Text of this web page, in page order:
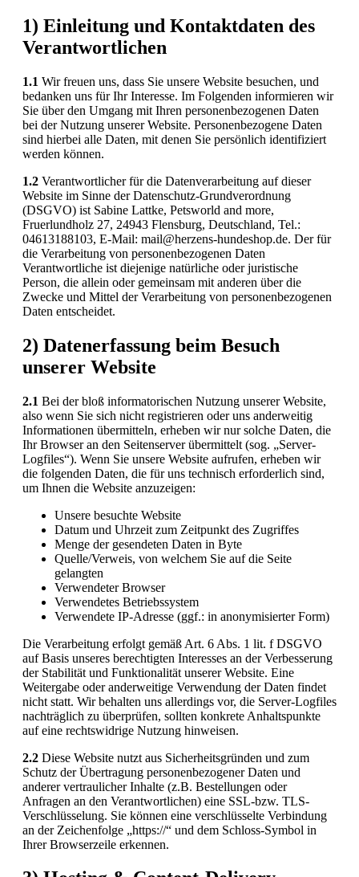
1) Einleitung und Kontaktdaten des
Verantwortlichen
1.1 Wir freuen uns, dass Sie unsere Website besuchen, und
bedanken uns für Ihr Interesse. Im Folgenden informieren wir
Sie über den Umgang mit Ihren personenbezogenen Daten
bei der Nutzung unserer Website. Personenbezogene Daten
sind hierbei alle Daten, mit denen Sie persönlich identifiziert
werden können.
1.2 Verantwortlicher für die Datenverarbeitung auf dieser
Website im Sinne der Datenschutz-Grundverordnung
(DSGVO) ist Sabine Lattke, Petsworld and more,
Fruerlundholz 27, 24943 Flensburg, Deutschland, Tel.:
04613188103, E-Mail: mail@herzens-hundeshop.de. Der für
die Verarbeitung von personenbezogenen Daten
Verantwortliche ist diejenige natürliche oder juristische
Person, die allein oder gemeinsam mit anderen über die
Zwecke und Mittel der Verarbeitung von personenbezogenen
Daten entscheidet.
2) Datenerfassung beim Besuch
unserer Website
2.1 Bei der bloß informatorischen Nutzung unserer Website,
also wenn Sie sich nicht registrieren oder uns anderweitig
Informationen übermitteln, erheben wir nur solche Daten, die
Ihr Browser an den Seitenserver übermittelt (sog. „Server-
Logfiles“). Wenn Sie unsere Website aufrufen, erheben wir
die folgenden Daten, die für uns technisch erforderlich sind,
um Ihnen die Website anzuzeigen:
Unsere besuchte Website
Datum und Uhrzeit zum Zeitpunkt des Zugriffes
Menge der gesendeten Daten in Byte
Quelle/Verweis, von welchem Sie auf die Seite
gelangten
Verwendeter Browser
Verwendetes Betriebssystem
Verwendete IP-Adresse (ggf.: in anonymisierter Form)
Die Verarbeitung erfolgt gemäß Art. 6 Abs. 1 lit. f DSGVO
auf Basis unseres berechtigten Interesses an der Verbesserung
der Stabilität und Funktionalität unserer Website. Eine
Weitergabe oder anderweitige Verwendung der Daten findet
nicht statt. Wir behalten uns allerdings vor, die Server-Logfiles
nachträglich zu überprüfen, sollten konkrete Anhaltspunkte
auf eine rechtswidrige Nutzung hinweisen.
2.2 Diese Website nutzt aus Sicherheitsgründen und zum
Schutz der Übertragung personenbezogener Daten und
anderer vertraulicher Inhalte (z.B. Bestellungen oder
Anfragen an den Verantwortlichen) eine SSL-bzw. TLS-
Verschlüsselung. Sie können eine verschlüsselte Verbindung
an der Zeichenfolge „https://“ und dem Schloss-Symbol in
Ihrer Browserzeile erkennen.